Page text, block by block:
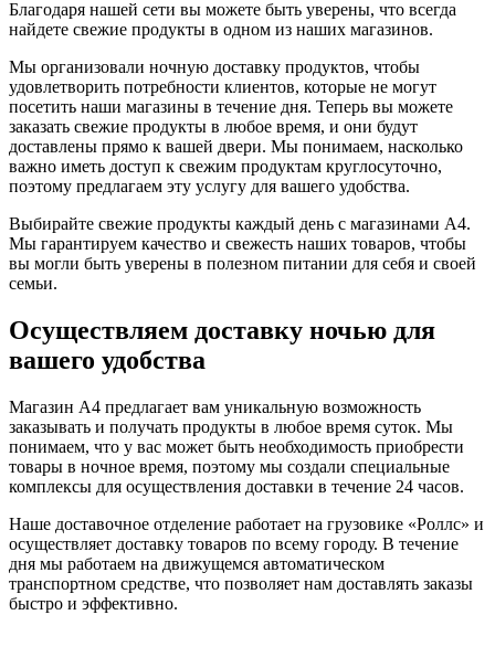
Благодаря нашей сети вы можете быть уверены, что всегда
найдете свежие продукты в одном из наших магазинов.
Мы организовали ночную доставку продуктов, чтобы
удовлетворить потребности клиентов, которые не могут
посетить наши магазины в течение дня. Теперь вы можете
заказать свежие продукты в любое время, и они будут
доставлены прямо к вашей двери. Мы понимаем, насколько
важно иметь доступ к свежим продуктам круглосуточно,
поэтому предлагаем эту услугу для вашего удобства.
Выбирайте свежие продукты каждый день с магазинами А4.
Мы гарантируем качество и свежесть наших товаров, чтобы
вы могли быть уверены в полезном питании для себя и своей
семьи.
Осуществляем доставку ночью для
вашего удобства
Магазин А4 предлагает вам уникальную возможность
заказывать и получать продукты в любое время суток. Мы
понимаем, что у вас может быть необходимость приобрести
товары в ночное время, поэтому мы создали специальные
комплексы для осуществления доставки в течение 24 часов.
Наше доставочное отделение работает на грузовике «Роллс» и
осуществляет доставку товаров по всему городу. В течение
дня мы работаем на движущемся автоматическом
транспортном средстве, что позволяет нам доставлять заказы
быстро и эффективно.